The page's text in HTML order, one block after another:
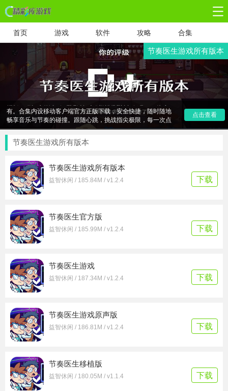
首页 游戏 软件 攻略 合集
节奏医生游戏所有版本
节奏医生游戏所有版本应用合集，带你领略全系列精彩！无论
偏爱PC的经典体验，还是向往手机的便捷娱乐，这里应有尽
有。合集内设移动客户端官方正版下载，安全快捷，随时随地
畅享音乐与节奏的碰撞。跟随心跳，挑战指尖极限，每一次点
击都化作心灵的抚慰。即刻踏入节奏医生的世界，启程一场独
特的音乐探险，感受无与伦比的节奏盛宴！
点击查看
节奏医生游戏所有版本
节奏医生游戏所有版本
益智休闲 / 185.84M / v1.2.4 下载
节奏医生官方版
益智休闲 / 185.99M / v1.2.4 下载
节奏医生游戏
益智休闲 / 187.34M / v1.2.4 下载
节奏医生游戏原声版
益智休闲 / 186.81M / v1.2.4 下载
节奏医生移植版
益智休闲 / 180.05M / v1.1.4 下载